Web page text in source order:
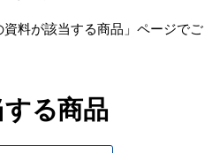
料が該当する商品」ページでご
る商品